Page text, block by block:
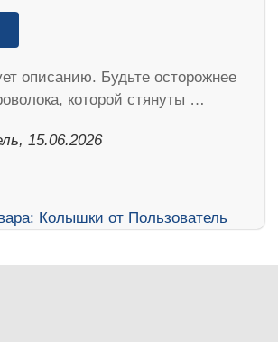
описанию. Будьте осторожнее
которой стянуты …
15.06.2026